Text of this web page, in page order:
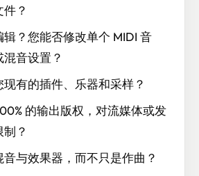
？
？您能否修改单个 MIDI 音
音设置？
有的插件、乐器和采样？
的输出版权，对流媒体或发
？
与效果器，而不只是作曲？